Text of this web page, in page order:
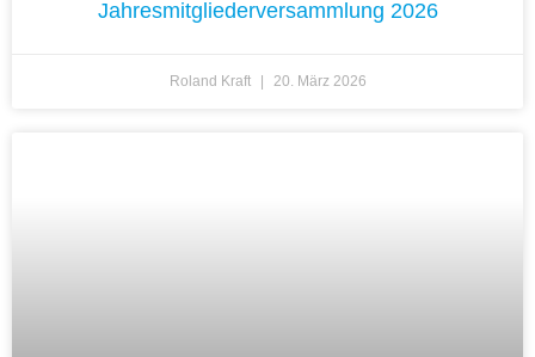
Jahresmitgliederversammlung 2026
Roland Kraft 20. März 2026